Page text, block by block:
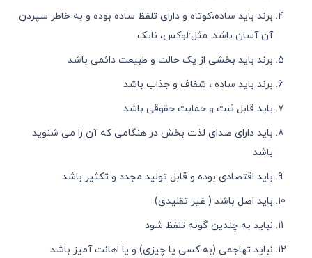
برند باید ساده،کوتاه و دارای تلفظ ساده بوده و به خاطر سپردن
آن آسان باشد. مثل:لوکس، نایک
برند باید بخشی از یک حالت و طبیعت دائمی باشد
برند باید ساده ، شفاف و جذاب باشد
باید قابل ثبت و حمایت حقوقی باشد
باید دارای صدای لذت بخش در هنگامی که آن را می شنوید
باشد
باید اقتصادی بوده و قابل تولید مجدد و تکثیر باشد
باید اصل باشد ( غیر تقلیدی)
نباید به چندین گونه تلفظ شود
نباید تهاجمی (به کسی یا چیزی) و یا اهانت آمیز باشد